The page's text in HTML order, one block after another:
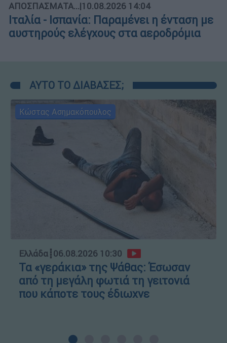
ΑΠΟΣΠΑΣΜΑΤΑ...|10.08.2026 14:04
Ιταλία - Ισπανία: Παραμένει η ένταση με
αυστηρούς ελέγχους στα αεροδρόμια
ΑΥΤΟ ΤΟ ΔΙΑΒΑΣΕΣ;
Κώστας Ασημακόπουλος
Ελλάδα┋06.08.2026 10:30
Τα «γεράκια» της Ψάθας: Έσωσαν
από τη μεγάλη φωτιά τη γειτονιά
που κάποτε τους έδιωχνε